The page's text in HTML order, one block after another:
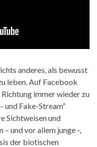
anderes, als bewusst
leben. Auf Facebook
immer wieder zu
und Fake-Stream“
Sichtweisen und
und vor allem junge -,
der biotischen